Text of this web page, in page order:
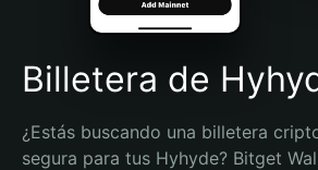
Español (Argentina)
Billetera de
¿Estás buscando una billetera
segura para tus Hyhyde? Bitget